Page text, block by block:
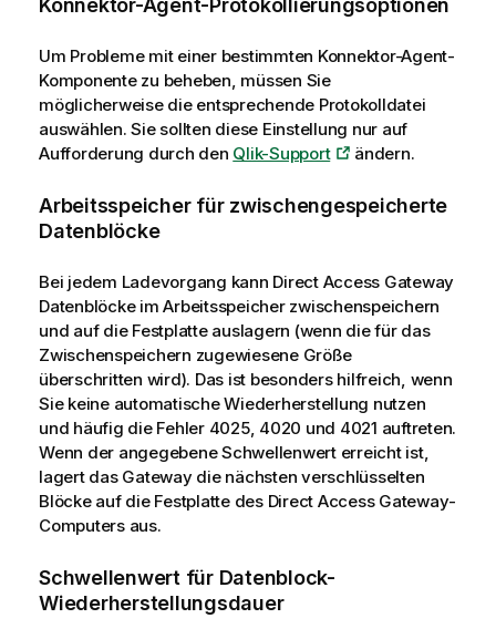
Konnektor-Agent-Protokollierungsoptionen
Um Probleme mit einer bestimmten Konnektor-Agent-
Komponente zu beheben, müssen Sie
möglicherweise die entsprechende Protokolldatei
auswählen. Sie sollten diese Einstellung nur auf
Aufforderung durch den Qlik-Support ändern.
Arbeitsspeicher für zwischengespeicherte
Datenblöcke
Bei jedem Ladevorgang kann Direct Access Gateway
Datenblöcke im Arbeitsspeicher zwischenspeichern
und auf die Festplatte auslagern (wenn die für das
Zwischenspeichern zugewiesene Größe
überschritten wird). Das ist besonders hilfreich, wenn
Sie keine automatische Wiederherstellung nutzen
und häufig die Fehler 4025, 4020 und 4021 auftreten.
Wenn der angegebene Schwellenwert erreicht ist,
lagert das Gateway die nächsten verschlüsselten
Blöcke auf die Festplatte des Direct Access Gateway-
Computers aus.
Schwellenwert für Datenblock-
Wiederherstellungsdauer